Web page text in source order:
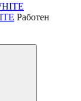
Работен